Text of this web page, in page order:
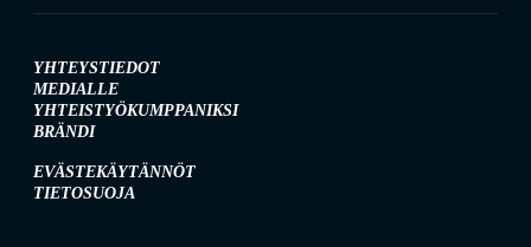
YHTEYSTIEDOT
MEDIALLE
YHTEISTYÖKUMPPANIKSI
BRÄNDI
EVÄSTEKÄYTÄNNÖT
TIETOSUOJA